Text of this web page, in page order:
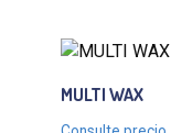
MULTI WAX